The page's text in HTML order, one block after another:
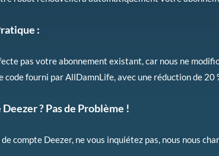
:
pas votre abonnement existant, car nous ne
code fourni par AllDamnLife, avec une réduction de
? Pas de Problème !
de compte Deezer, ne vous inquiétez pas, nous nous